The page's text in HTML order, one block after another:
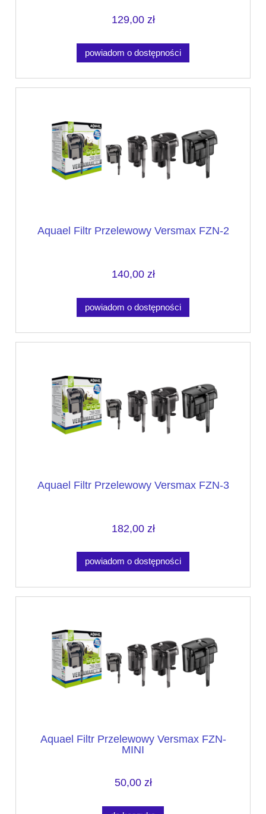
129,00 zł
powiadom o dostępności
Aquael Filtr Przelewowy Versmax FZN-2
140,00 zł
powiadom o dostępności
Aquael Filtr Przelewowy Versmax FZN-3
182,00 zł
powiadom o dostępności
Aquael Filtr Przelewowy Versmax FZN-
MINI
50,00 zł